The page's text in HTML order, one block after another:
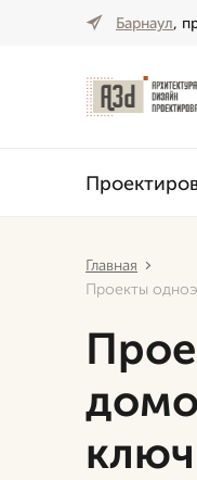
Барнаул,
Главная
Проекты